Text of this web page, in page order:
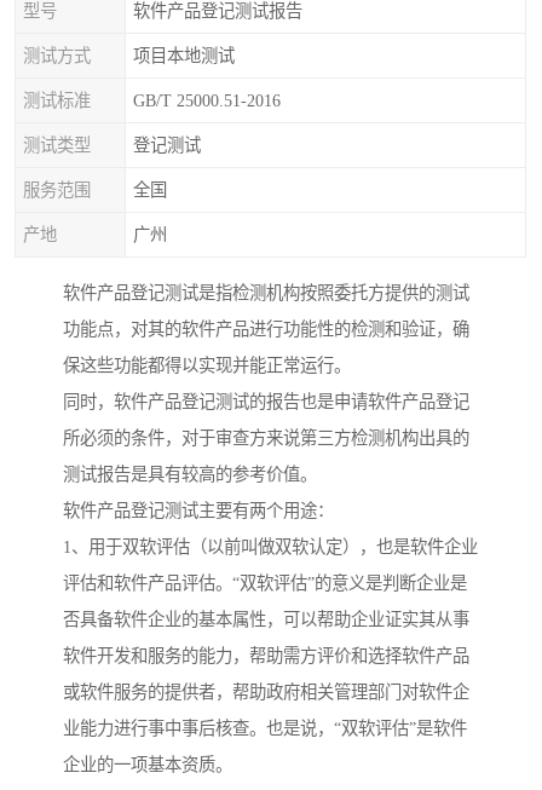
型号 软件产品登记测试报告
测试方式 项目本地测试
测试标准 GB/T 25000.51-2016
测试类型 登记测试
服务范围 全国
产地 广州
软件产品登记测试是指检测机构按照委托方提供的测试
功能点，对其的软件产品进行功能性的检测和验证，确
保这些功能都得以实现并能正常运行。
同时，软件产品登记测试的报告也是申请软件产品登记
所必须的条件，对于审查方来说第三方检测机构出具的
测试报告是具有较高的参考价值。
软件产品登记测试主要有两个用途：
1、用于双软评估（以前叫做双软认定），也是软件企业
评估和软件产品评估。“双软评估”的意义是判断企业是
否具备软件企业的基本属性，可以帮助企业证实其从事
软件开发和服务的能力，帮助需方评价和选择软件产品
或软件服务的提供者，帮助政府相关管理部门对软件企
业能力进行事中事后核查。也是说，“双软评估”是软件
企业的一项基本资质。